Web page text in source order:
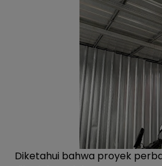
Diketahui bahwa proyek